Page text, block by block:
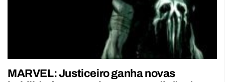
MARVEL: Justiceiro ganha novas